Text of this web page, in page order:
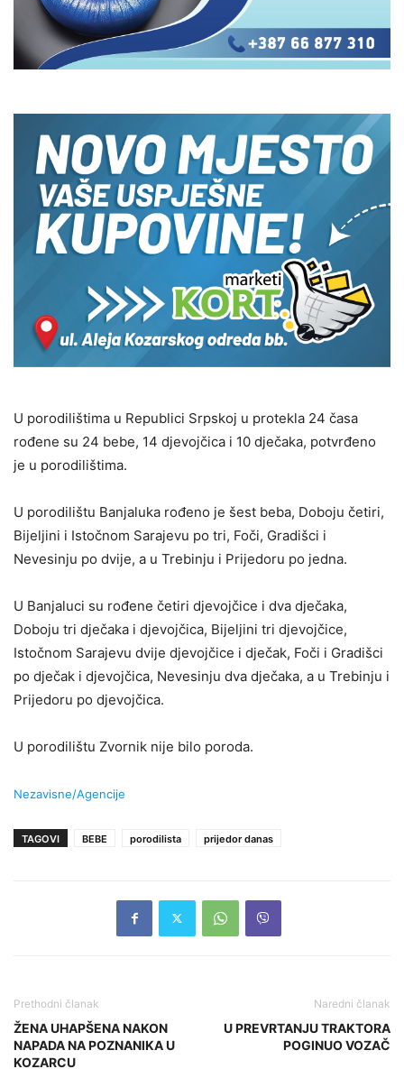
U porodilištima u Republici Srpskoj u protekla 24 časa
rođene su 24 bebe, 14 djevojčica i 10 dječaka, potvrđeno
je u porodilištima.
U porodilištu Banjaluka rođeno je šest beba, Doboju četiri,
Bijeljini i Istočnom Sarajevu po tri, Foči, Gradišci i
Nevesinju po dvije, a u Trebinju i Prijedoru po jedna.
U Banjaluci su rođene četiri djevojčice i dva dječaka,
Doboju tri dječaka i djevojčica, Bijeljini tri djevojčice,
Istočnom Sarajevu dvije djevojčice i dječak, Foči i Gradišci
po dječak i djevojčica, Nevesinju dva dječaka, a u Trebinju i
Prijedoru po djevojčica.
U porodilištu Zvornik nije bilo poroda.
Nezavisne/Agencije
TAGOVI BEBE porodilista prijedor danas
Prethodni članak
ŽENA UHAPŠENA NAKON
NAPADA NA POZNANIKA U
KOZARCU
Naredni članak
U PREVRTANJU TRAKTORA
POGINUO VOZAČ